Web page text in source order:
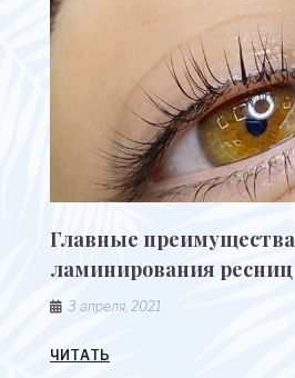
Главные преимущества
ламинирования ресниц
3 апреля, 2021
ЧИТАТЬ